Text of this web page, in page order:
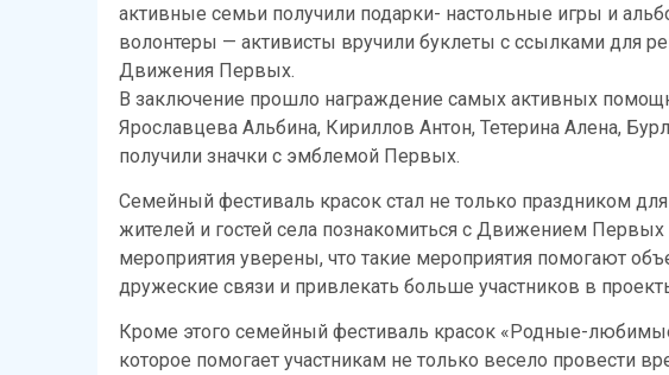
активные семьи получили подарки- настольные игры и
волонтеры — активисты вручили буклеты с ссылками для
Движения Первых.
В заключение прошло награждение самых активных
Ярославцева Альбина, Кириллов Антон, Тетерина Алена,
получили значки с эмблемой Первых.
Семейный фестиваль красок стал не только праздником
жителей и гостей села познакомиться с Движением Первых
мероприятия уверены, что такие мероприятия помогают
дружеские связи и привлекать больше участников в
Кроме этого семейный фестиваль красок «Родные-
которое помогает участникам не только весело провести